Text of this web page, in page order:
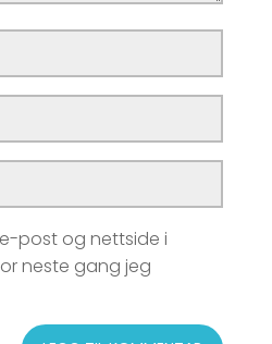
post og nettside i
neste gang jeg